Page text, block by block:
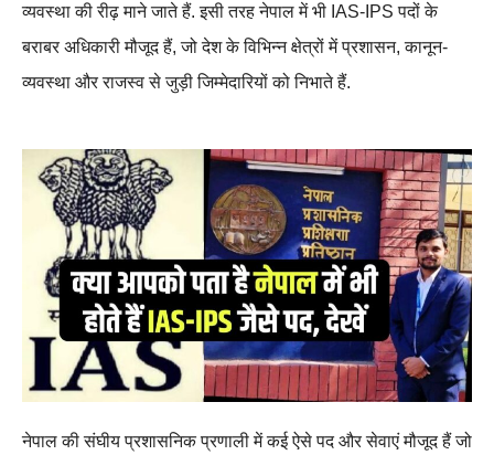
व्यवस्था की रीढ़ माने जाते हैं. इसी तरह नेपाल में भी IAS-IPS पदों के
बराबर अधिकारी मौजूद हैं, जो देश के विभिन्न क्षेत्रों में प्रशासन, कानून-
व्यवस्था और राजस्व से जुड़ी जिम्मेदारियों को निभाते हैं.
नेपाल की संघीय प्रशासनिक प्रणाली में कई ऐसे पद और सेवाएं मौजूद हैं जो